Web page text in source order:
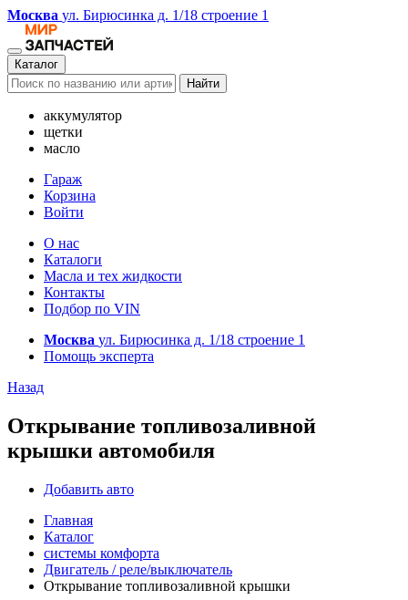
Москва ул. Бирюсинка д. 1/18 строение 1
Каталог
Найти
аккумулятор
щетки
масло
Гараж
Корзина
Войти
О нас
Каталоги
Масла и тех жидкости
Контакты
Подбор по VIN
Москва ул. Бирюсинка д. 1/18 строение 1
Помощь эксперта
Назад
Открывание топливозаливной
крышки автомобиля
Добавить авто
Главная
Каталог
системы комфорта
Двигатель / реле/выключатель
Открывание топливозаливной крышки